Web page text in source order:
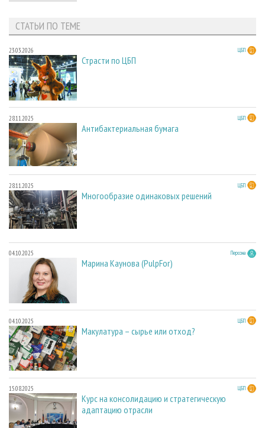
СТАТЬИ ПО ТЕМЕ
23.03.2026 ЦБП
Страсти по ЦБП
28.11.2025 ЦБП
Антибактериальная бумага
28.11.2025 ЦБП
Многообразие одинаковых решений
04.10.2025 Персона
Марина Каунова (PulpFor)
04.10.2025 ЦБП
Макулатура – сырье или отход?
15.08.2025 ЦБП
Курс на консолидацию и стратегическую
адаптацию отрасли